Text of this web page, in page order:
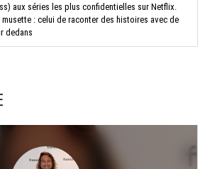
aux séries les plus confidentielles sur Netflix.
: celui de raconter des histoires avec de
dedans